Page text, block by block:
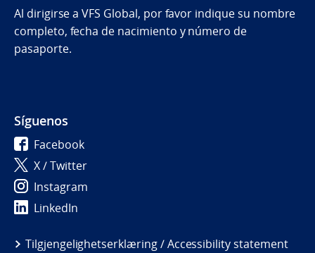
Al dirigirse a VFS Global, por favor indique su nombre
completo, fecha de nacimiento y número de
pasaporte.
Síguenos
Facebook
X / Twitter
Instagram
LinkedIn
Tilgjengelighetserklæring / Accessibility statement